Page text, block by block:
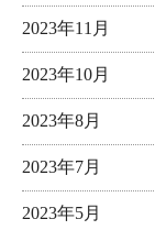
2023年11月
2023年10月
2023年8月
2023年7月
2023年5月